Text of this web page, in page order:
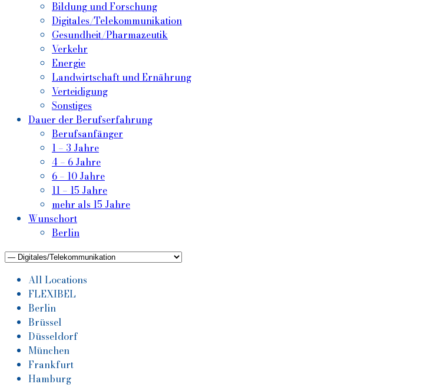
Bildung und Forschung
Digitales/Telekommunikation
Gesundheit/Pharmazeutik
Verkehr
Energie
Landwirtschaft und Ernährung
Verteidigung
Sonstiges
Dauer der Berufserfahrung
Berufsanfänger
1 – 3 Jahre
4 – 6 Jahre
6 – 10 Jahre
11 – 15 Jahre
mehr als 15 Jahre
Wunschort
Berlin
All Locations
FLEXIBEL
Berlin
Brüssel
Düsseldorf
München
Frankfurt
Hamburg